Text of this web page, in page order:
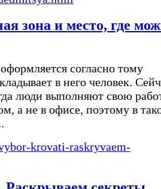
зона и место, где
согласно тому
в него человек.
люди выполняют свою
а не в офисе, поэтому в